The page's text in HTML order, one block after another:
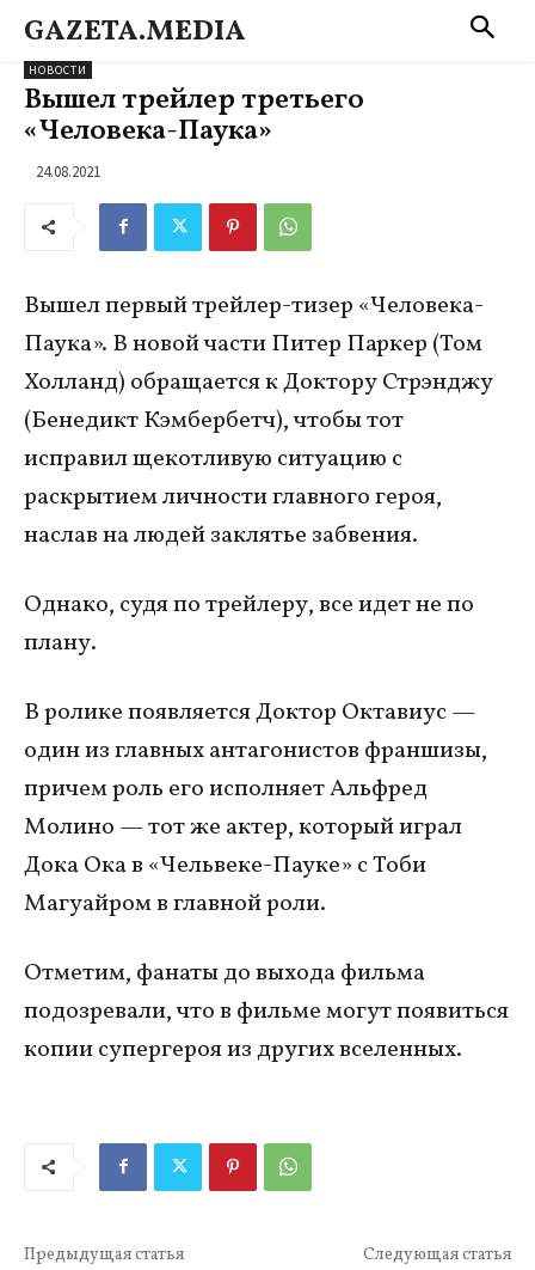
GAZETA.MEDIA
НОВОСТИ
Вышел трейлер третьего
«Человека-Паука»
24.08.2021
Вышел первый трейлер-тизер «Человека-
Паука». В новой части Питер Паркер (Том
Холланд) обращается к Доктору Стрэнджу
(Бенедикт Кэмбербетч), чтобы тот
исправил щекотливую ситуацию с
раскрытием личности главного героя,
наслав на людей заклятье забвения.
Однако, судя по трейлеру, все идет не по
плану.
В ролике появляется Доктор Октавиус —
один из главных антагонистов франшизы,
причем роль его исполняет Альфред
Молино — тот же актер, который играл
Дока Ока в «Чельвеке-Пауке» с Тоби
Магуайром в главной роли.
Отметим, фанаты до выхода фильма
подозревали, что в фильме могут появиться
копии супергероя из других вселенных.
Предыдущая статья Следующая статья